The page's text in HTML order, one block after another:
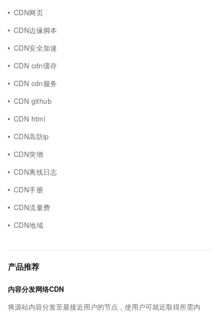
CDN网页
CDN边缘脚本
CDN安全加速
CDN cdn缓存
CDN cdn服务
CDN github
CDN html
CDN高防ip
CDN突增
CDN离线日志
CDN手册
CDN流量费
CDN地域
产品推荐
内容分发网络CDN
将源站内容分发至最接近用户的节点，使用户可就近取得所需内